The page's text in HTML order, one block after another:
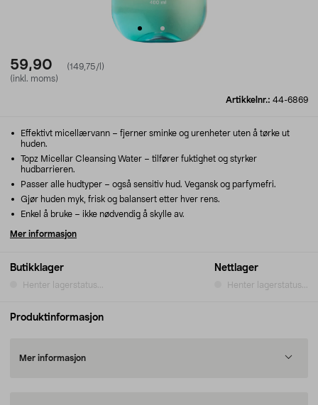
59,90
(149,75/l)
(inkl. moms)
Artikkelnr.: 44-6869
Butikklager
Henter lagerstatus...
Nettlager
Henter lagerstatus...
Effektivt micellærvann – fjerner sminke og urenheter uten å tørke ut
huden.
Topz Micellar Cleansing Water – tilfører fuktighet og styrker
hudbarrieren.
Passer alle hudtyper – også sensitiv hud. Vegansk og parfymefri.
Gjør huden myk, frisk og balansert etter hver rens.
Enkel å bruke – ikke nødvendig å skylle av.
Mer informasjon
Produktinformasjon
Mer informasjon